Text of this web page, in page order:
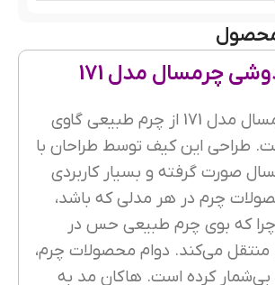
4 عدد
چرمسال مدل 171
کیف دوشی چرمسال مدل 171 از چرم طبیعی گاوی
طراحی این کیف توسط طراحان با
صورت گرفته و بسیار کاربردی
چرم در هر مدلی که باشد،
که بوی چرم طبیعی حس در
منتقل می‌کند. دوام محصولات چرم،
بی‌شمار کرده است. هاکان مد به